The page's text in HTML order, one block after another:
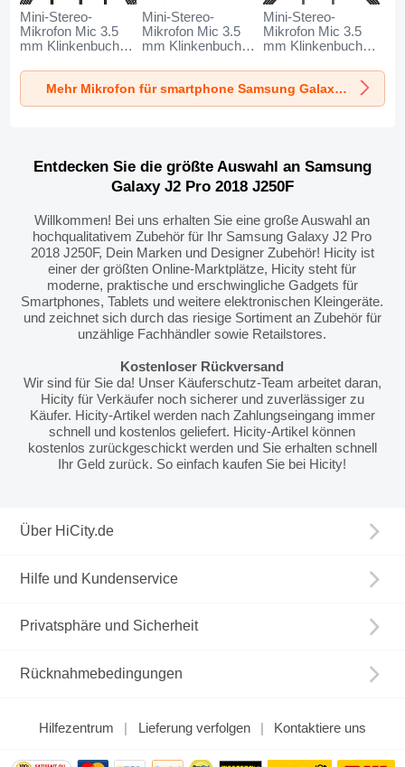
Mini-Stereo-
Mikrofon Mic 3.5
mm Klinkenbuchse
Galaxy J2 Pro
2018 J250F
Schwarz
Mini-Stereo-
Mikrofon Mic 3.5
mm Klinkenbuchse
Galaxy J2 Pro
2018 J250F
Schwarz
Mini-Stereo-
Mikrofon Mic 3.5
mm Klinkenbuchse
Galaxy J2 Pro
2018 J250F
Schwarz
Mehr Mikrofon für smartphone Samsung Galaxy J2 Pro 2018 J250F
Entdecken Sie die größte Auswahl an Samsung
Galaxy J2 Pro 2018 J250F
Willkommen! Bei uns erhalten Sie eine große Auswahl an
hochqualitativem Zubehör für Ihr Samsung Galaxy J2 Pro
2018 J250F, Dein Marken und Designer Zubehör! Hicity ist
einer der größten Online-Marktplätze, Hicity steht für
moderne, praktische und erschwingliche Gadgets für
Smartphones, Tablets und weitere elektronischen Kleingeräte.
und zeichnet sich durch das riesige Sortiment an Zubehör für
unzählige Fachhändler sowie Retailstores.
Kostenloser Rückversand
Wir sind für Sie da! Unser Käuferschutz-Team arbeitet daran,
Hicity für Verkäufer noch sicherer und zuverlässiger zu
Käufer. Hicity-Artikel werden nach Zahlungseingang immer
schnell und kostenlos geliefert. Hicity-Artikel können
kostenlos zurückgeschickt werden und Sie erhalten schnell
Ihr Geld zurück. So einfach kaufen Sie bei Hicity!
Über HiCity.de
Hilfe und Kundenservice
Privatsphäre und Sicherheit
Rücknahmebedingungen
Hilfezentrum Lieferung verfolgen Kontaktiere uns